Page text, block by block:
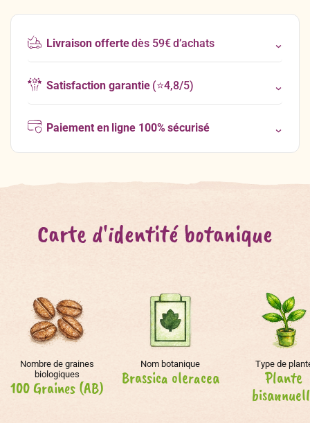
Livraison offertedès 59€ d’achats
Satisfaction garantie(⭐4,8/5)
Paiement en ligne 100% sécurisé
Carte d'identité botanique
Nombre de graines
biologiques
100 Graines (AB)
Nom botanique
Brassica oleracea
Type de
Plante